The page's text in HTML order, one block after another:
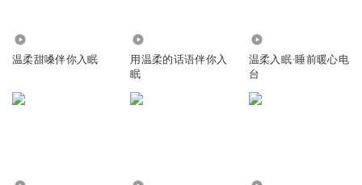
温柔甜嗓伴你入眠
用温柔的话语伴你入
眠
温柔入眠·睡前暖心电
台